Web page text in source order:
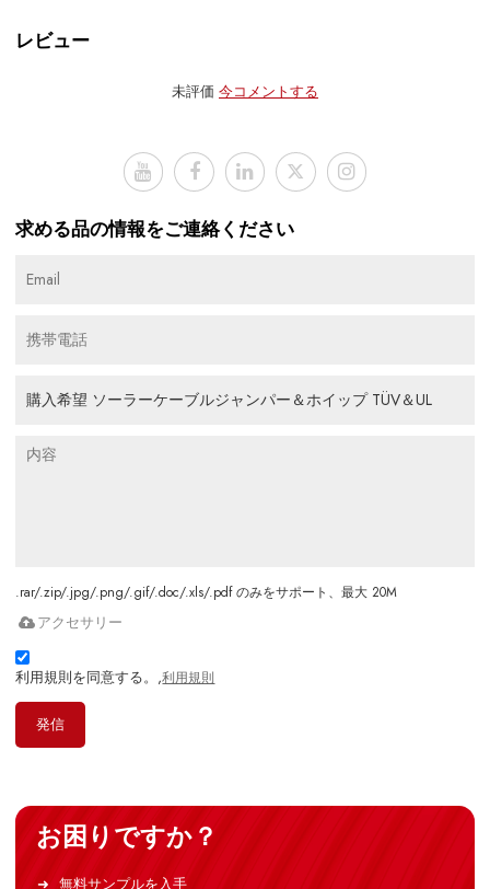
レビュー
未評価 今コメントする
求める品の情報をご連絡ください
.rar/.zip/.jpg/.png/.gif/.doc/.xls/.pdf のみをサポート、最大 20M
アクセサリー
利用規則を同意する。,利用規則
発信
お困りですか？
無料サンプルを入手